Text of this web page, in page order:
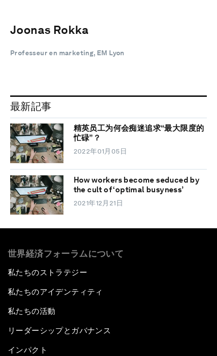
Joonas Rokka
Professeur en marketing, EM Lyon
最新記事
精英员工为何会痴迷追求“最大限度的
忙碌”？
2022年01月05日
How workers become seduced by
the cult of ‘optimal busyness’
2021年12月21日
世界経済フォーラムについて
私たちのストラテジー
私たちのアイデンティティ
私たちの活動
リーダーシップとガバナンス
インパクト